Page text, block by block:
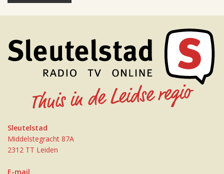
Sleutelstad
Middelstegracht 87A
2312 TT Leiden
E-mail